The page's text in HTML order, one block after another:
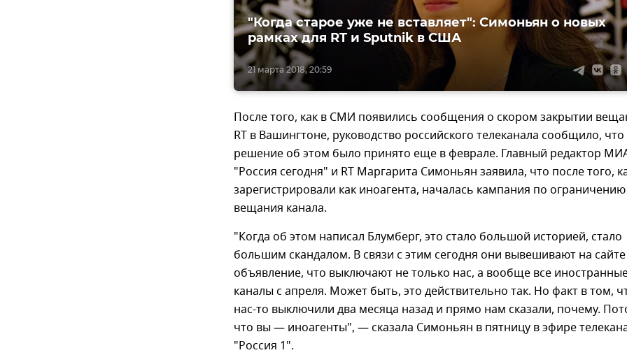
21 марта 2018, 20:59
"Когда старое уже не вставляет": Симоньян о новых
рамках для RT и Sputnik в США
После того, как в СМИ появились сообщения о скором закрытии
RT в Вашингтоне, руководство российского телеканала сообщило, что
решение об этом было принято еще в феврале. Главный редактор
"Россия сегодня" и RT Маргарита Симоньян заявила, что после того,
зарегистрировали как иноагента, началась кампания по ограничению
вещания канала.
"Когда об этом написал Блумберг, это стало большой историей, стало
большим скандалом. В связи с этим сегодня они вывешивают на сайте
объявление, что выключают не только нас, а вообще все
каналы с апреля. Может быть, это действительно так. Но факт в том,
нас-то выключили два месяца назад и прямо нам сказали, почему.
что вы — иноагенты", — сказала Симоньян в пятницу в эфире
"Россия 1".